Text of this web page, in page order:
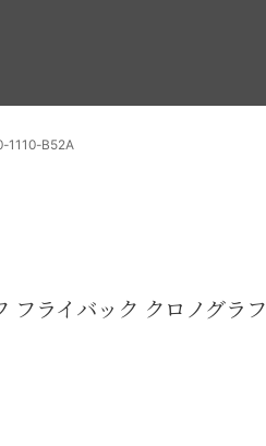
1110-B52A
フライバック クロノグラフ